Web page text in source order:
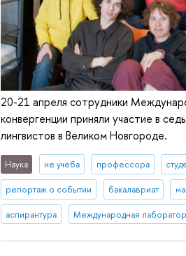
20-21 апреля сотрудники
конвергенции приняли участие в
лингвистов в Великом Новгороде.
Наука не учеба профессора
репортаж о событии бакалавриат
аспирантура Международная